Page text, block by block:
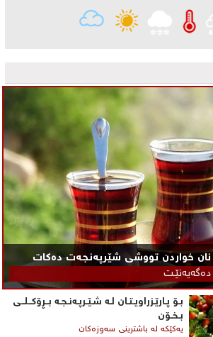
نان خواردن تووشی شێرپه‌نجه‌ت ده‌كات
بـۆ پـارێـزراویـتـان لـه‌ شـێـرپـه‌نـجـه‌ بــڕۆكــلــی‌
بـخـۆن
یه‌كێكه‌ له‌ باشترینی‌ سه‌وزه‌كان